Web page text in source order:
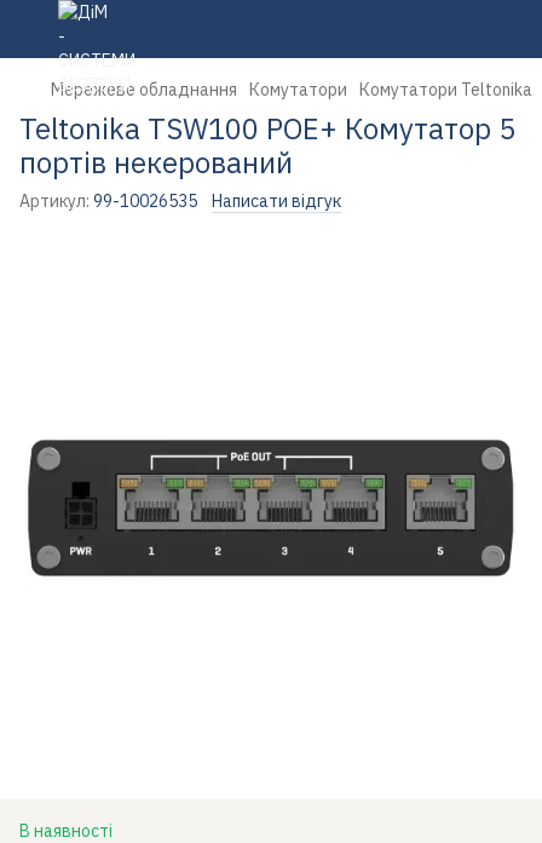
Мережеве обладнання Комутатори Комутатори Teltonika
Teltonika TSW100 POE+ Комутатор 5
портів некерований
Артикул: 99-10026535 Написати відгук
В наявності